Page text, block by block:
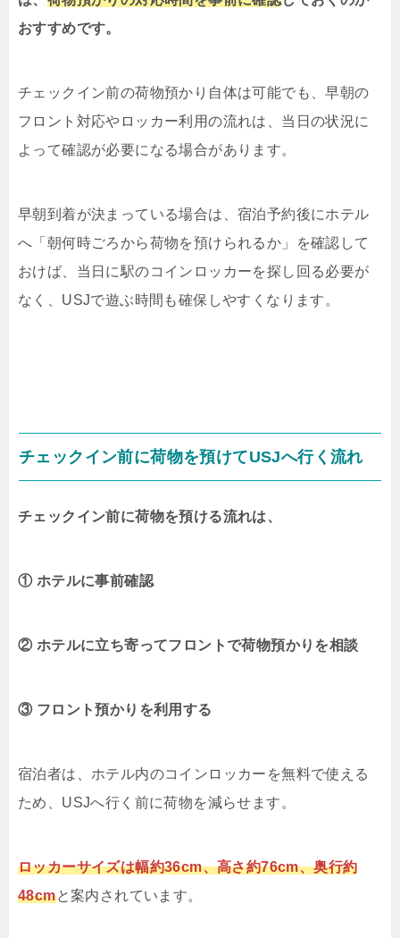
おすすめです。
チェックイン前の荷物預かり自体は可能でも、早朝の
フロント対応やロッカー利用の流れは、当日の状況に
よって確認が必要になる場合があります。
早朝到着が決まっている場合は、宿泊予約後にホテル
へ「朝何時ごろから荷物を預けられるか」を確認して
おけば、当日に駅のコインロッカーを探し回る必要が
なく、USJで遊ぶ時間も確保しやすくなります。
チェックイン前に荷物を預けてUSJへ行く流れ
チェックイン前に荷物を預ける流れは、
① ホテルに事前確認
② ホテルに立ち寄ってフロントで荷物預かりを相談
③ フロント預かりを利用する
宿泊者は、ホテル内のコインロッカーを無料で使える
ため、USJへ行く前に荷物を減らせます。
ロッカーサイズは幅約36cm、高さ約76cm、奥行約
48cmと案内されています。